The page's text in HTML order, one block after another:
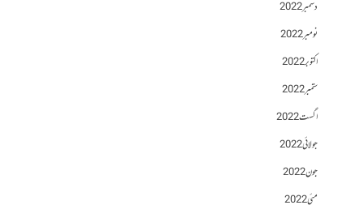
دسمبر 2022
نومبر 2022
اکتوبر 2022
ستمبر 2022
اگست 2022
جولائی 2022
جون 2022
مئی 2022